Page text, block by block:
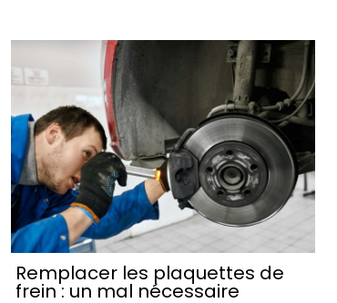
Remplacer les plaquettes de
frein : un mal nécessaire